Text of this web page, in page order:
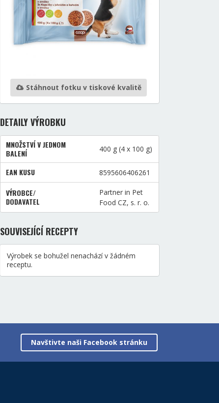
Stáhnout fotku v tiskové kvalitě
DETAILY VÝROBKU
MNOŽSTVÍ V JEDNOM
BALENÍ
400 g (4 x 100 g)
EAN KUSU 8595606406261
VÝROBCE/
DODAVATEL
Partner in Pet
Food CZ, s. r. o.
SOUVISEJÍCÍ RECEPTY
Výrobek se bohužel nenachází v žádném
receptu.
Navštivte naši Facebook stránku